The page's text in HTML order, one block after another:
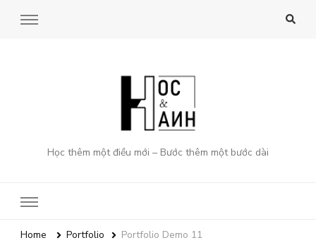
Học thêm một điều mới – Bước thêm một bước dài
Home Portfolio Portfolio Demo 11